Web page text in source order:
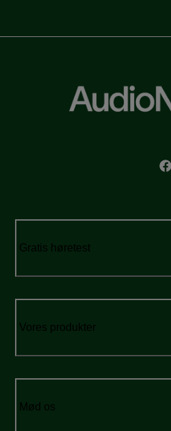
Gratis høretest
Vores produkter
Mød os